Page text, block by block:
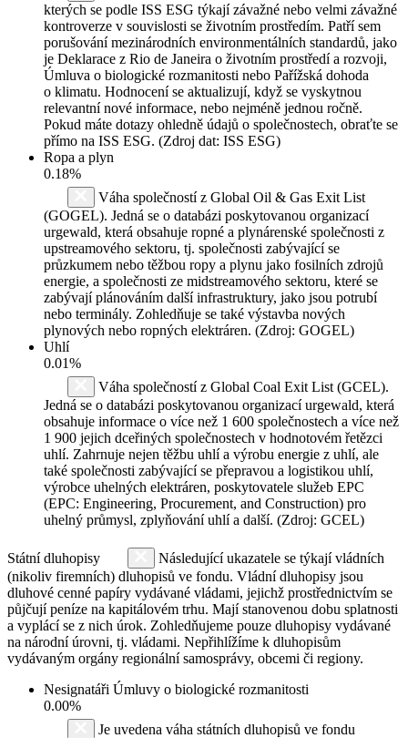
kterých se podle ISS ESG týkají závažné nebo velmi závažné
kontroverze v souvislosti se životním prostředím. Patří sem
porušování mezinárodních environmentálních standardů, jako
je Deklarace z Rio de Janeira o životním prostředí a rozvoji,
Úmluva o biologické rozmanitosti nebo Pařížská dohoda
o klimatu. Hodnocení se aktualizují, když se vyskytnou
relevantní nové informace, nebo nejméně jednou ročně.
Pokud máte dotazy ohledně údajů o společnostech, obraťte se
přímo na ISS ESG. (Zdroj dat: ISS ESG)
Ropa a plyn
0.18%
Váha společností z Global Oil & Gas Exit List
(GOGEL). Jedná se o databázi poskytovanou organizací
urgewald, která obsahuje ropné a plynárenské společnosti z
upstreamového sektoru, tj. společnosti zabývající se
průzkumem nebo těžbou ropy a plynu jako fosilních zdrojů
energie, a společnosti ze midstreamového sektoru, které se
zabývají plánováním další infrastruktury, jako jsou potrubí
nebo terminály. Zohledňuje se také výstavba nových
plynových nebo ropných elektráren. (Zdroj: GOGEL)
Uhlí
0.01%
Váha společností z Global Coal Exit List (GCEL).
Jedná se o databázi poskytovanou organizací urgewald, která
obsahuje informace o více než 1 600 společnostech a více než
1 900 jejich dceřiných společnostech v hodnotovém řetězci
uhlí. Zahrnuje nejen těžbu uhlí a výrobu energie z uhlí, ale
také společnosti zabývající se přepravou a logistikou uhlí,
výrobce uhelných elektráren, poskytovatele služeb EPC
(EPC: Engineering, Procurement, and Construction) pro
uhelný průmysl, zplyňování uhlí a další. (Zdroj: GCEL)
Státní dluhopisy
Následující ukazatele se týkají vládních
(nikoliv firemních) dluhopisů ve fondu. Vládní dluhopisy jsou
dluhové cenné papíry vydávané vládami, jejichž prostřednictvím se
půjčují peníze na kapitálovém trhu. Mají stanovenou dobu splatnosti
a vyplácí se z nich úrok. Zohledňujeme pouze dluhopisy vydávané
na národní úrovni, tj. vládami. Nepřihlížíme k dluhopisům
vydávaným orgány regionální samosprávy, obcemi či regiony.
Nesignatáři Úmluvy o biologické rozmanitosti
0.00%
Je uvedena váha státních dluhopisů ve fondu